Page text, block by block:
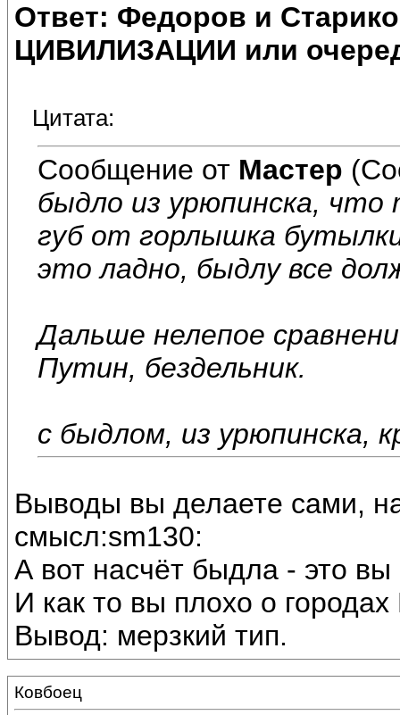
Ответ: Федоров и
ЦИВИЛИЗАЦИИ или
Цитата:
Сообщение от Мастеp
быдло из урюпинска,
губ от горлышка
это ладно, быдлу все
Дальше нелепое
Путин, бездельник.
с быдлом, из урюпинска,
Выводы вы делаете сами,
смысл:sm130:
А вот насчёт быдла - это
И как то вы плохо о
Вывод: мерзкий тип.
Ковбоец